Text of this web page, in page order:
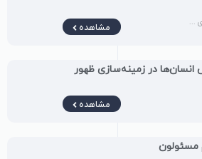
... مشاهده
در زمینه‌سازی ظهور
مشاهده
مسئولون